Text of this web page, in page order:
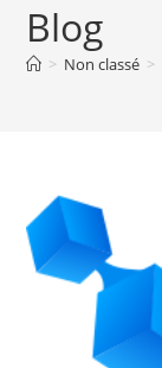
Blog
> Non classé >